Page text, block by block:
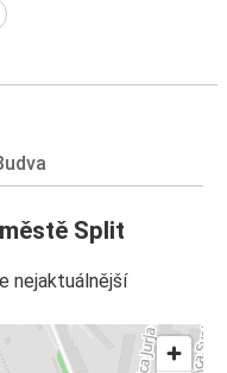
Split
nejaktuálnější